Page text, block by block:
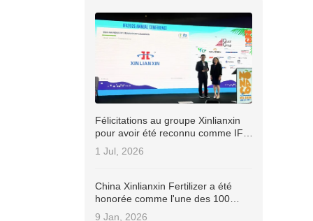
Félicitations au groupe Xinlianxin
pour avoir été reconnu comme IFA
Industry Stewardship Champion
(ISC) !
1 Jul, 2026
China Xinlianxin Fertilizer a été
honorée comme l'une des 100
meilleures entreprises chinoises
9 Jan, 2026